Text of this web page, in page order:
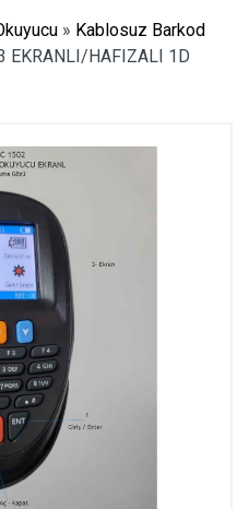
» Kablosuz Barkod
EKRANLI/HAFIZALI 1D